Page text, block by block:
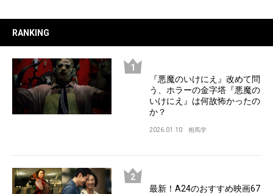
RANKING
『悪魔のいけにえ』改めて問
う、ホラーの金字塔『悪魔の
いけにえ』は何故怖かったの
か？
2026.01.10 相馬学
最新！A24のおすすめ映画67